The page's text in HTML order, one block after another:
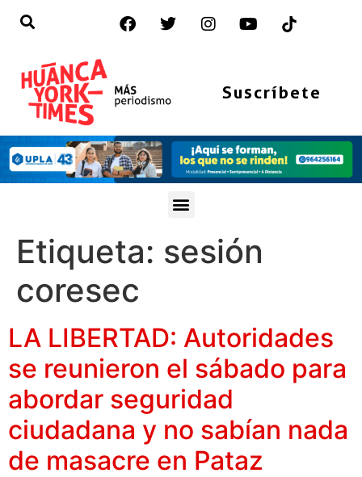
Suscríbete
Etiqueta: sesión
coresec
LA LIBERTAD: Autoridades
se reunieron el sábado para
abordar seguridad
ciudadana y no sabían nada
de masacre en Pataz